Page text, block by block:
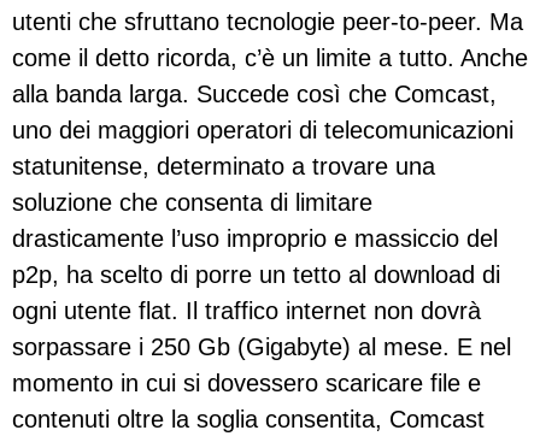
utenti che sfruttano tecnologie peer-to-peer. Ma
come il detto ricorda, c’è un limite a tutto. Anche
alla banda larga. Succede così che Comcast,
uno dei maggiori operatori di telecomunicazioni
statunitense, determinato a trovare una
soluzione che consenta di limitare
drasticamente l’uso improprio e massiccio del
p2p, ha scelto di porre un tetto al download di
ogni utente flat. Il traffico internet non dovrà
sorpassare i 250 Gb (Gigabyte) al mese. E nel
momento in cui si dovessero scaricare file e
contenuti oltre la soglia consentita, Comcast